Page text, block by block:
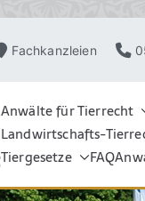
Fachkanzleien
Pferderecht,
Grosstierrecht,
Schadensrecht,
Anwälte für Tierrecht
Landwirtschafts-
Tiergesetze
FAQ